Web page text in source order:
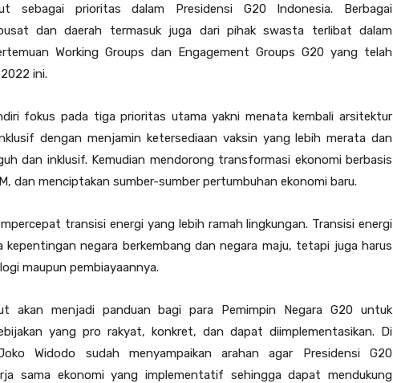
sebagai prioritas dalam Presidensi G20 Indonesia. Berbagai
dan daerah termasuk juga dari pihak swasta terlibat dalam
Working Groups dan Engagement Groups G20 yang telah
ini.
fokus pada tiga prioritas utama yakni menata kembali arsitektur
dengan menjamin ketersediaan vaksin yang lebih merata dan
dan inklusif. Kemudian mendorong transformasi ekonomi berbasis
dan menciptakan sumber-sumber pertumbuhan ekonomi baru.
transisi energi yang lebih ramah lingkungan. Transisi energi
kepentingan negara berkembang dan negara maju, tetapi juga harus
maupun pembiayaannya.
akan menjadi panduan bagi para Pemimpin Negara G20 untuk
yang pro rakyat, konkret, dan dapat diimplementasikan. Di
Widodo sudah menyampaikan arahan agar Presidensi G20
sama ekonomi yang implementatif sehingga dapat mendukung